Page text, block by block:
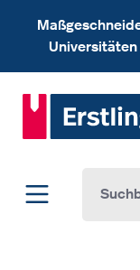
Zum Hauptinhalt